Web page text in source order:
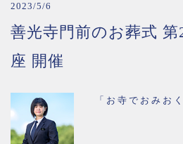
2023/5/6
善光寺門前のお葬式
座 開催
「お寺でおみお